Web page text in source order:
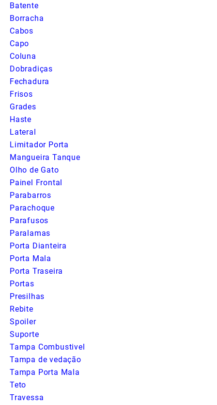
Batente
Borracha
Cabos
Capo
Coluna
Dobradiças
Fechadura
Frisos
Grades
Haste
Lateral
Limitador Porta
Mangueira Tanque
Olho de Gato
Painel Frontal
Parabarros
Parachoque
Parafusos
Paralamas
Porta Dianteira
Porta Mala
Porta Traseira
Portas
Presilhas
Rebite
Spoiler
Suporte
Tampa Combustivel
Tampa de vedação
Tampa Porta Mala
Teto
Travessa